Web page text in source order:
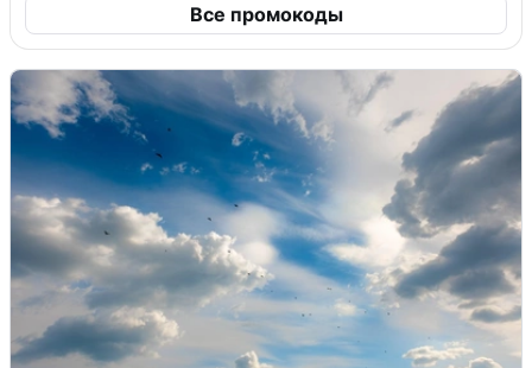
Все промокоды